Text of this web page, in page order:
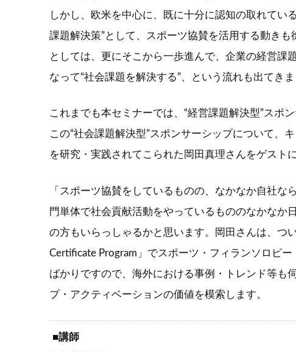
しかし、欧米を中心に、既に十分に認知の取れてい
課題解決策”として、スポーツ協賛を活用する動き
としては、更にそこから一歩進んで、企業の経営課
なって“社会課題を解決する”、という流れも出てきま
これまでも本セミナーでは、“経営課題解決型”スポ
この“社会課題解決型”スポンサーシップについて、
を研究・実践されてこられた岡田真理さんをゲスト
「スポーツ協賛をしているものの、なかなか自社な
門単体で社会貢献活動をやっているもののなかなか
の方もいらっしゃるかと思います。岡田さんは、つ
Certificate Program」でスポーツ・フィランソロピ
ばかりですので、海外における事例・トレンド等も
プ・アクティベーションの価値を模索します。
■講師